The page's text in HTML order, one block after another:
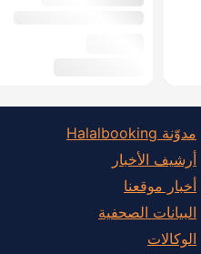
مدوّنة Halalbooking
أرشيف الأخبار
أخبار موقعنا
البيانات الصحفية
الوكالات